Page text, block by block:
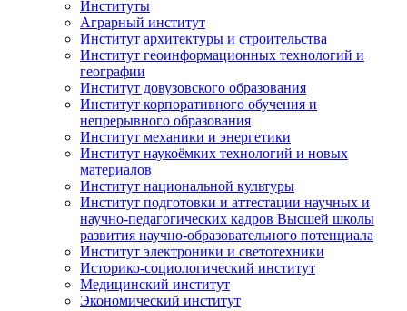
Институты
Аграрный институт
Институт архитектуры и строительства
Институт геоинформационных технологий и
географии
Институт довузовского образования
Институт корпоративного обучения и
непрерывного образования
Институт механики и энергетики
Институт наукоёмких технологий и новых
материалов
Институт национальной культуры
Институт подготовки и аттестации научных и
научно-педагогических кадров Высшей школы
развития научно-образовательного потенциала
Институт электроники и светотехники
Историко-социологический институт
Медицинский институт
Экономический институт